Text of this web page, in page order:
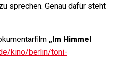
sprechen. Genau dafür steht
„Im Himmel
kino/berlin/toni-